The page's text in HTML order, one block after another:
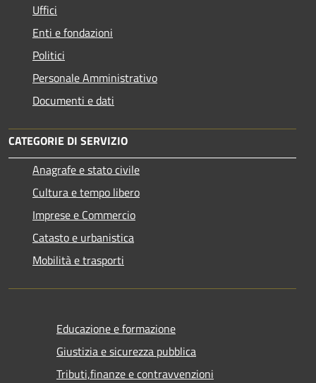
Uffici
Enti e fondazioni
Politici
Personale Amministrativo
Documenti e dati
CATEGORIE DI SERVIZIO
Anagrafe e stato civile
Cultura e tempo libero
Imprese e Commercio
Catasto e urbanistica
Mobilità e trasporti
Educazione e formazione
Giustizia e sicurezza pubblica
Tributi,finanze e contravvenzioni